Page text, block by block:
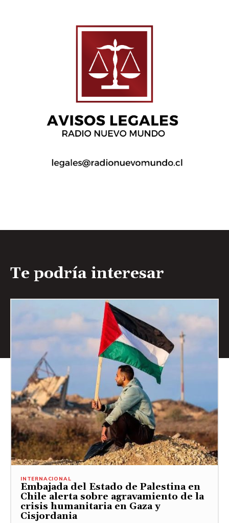
Te podría interesar
INTERNACIONAL
Embajada del Estado de Palestina en
Chile alerta sobre agravamiento de la
crisis humanitaria en Gaza y
Cisjordania